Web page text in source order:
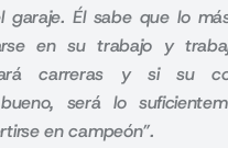
garaje. Él sabe que lo
en su trabajo y
carreras y si su
será lo
en campeón”.